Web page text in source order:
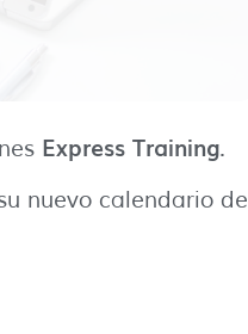
Express Training.
nuevo calendario de